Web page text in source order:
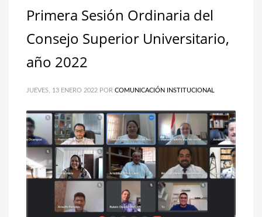
Primera Sesión Ordinaria del
Consejo Superior Universitario,
año 2022
JUEVES, 13 ENERO 2022 POR COMUNICACIÓN INSTITUCIONAL